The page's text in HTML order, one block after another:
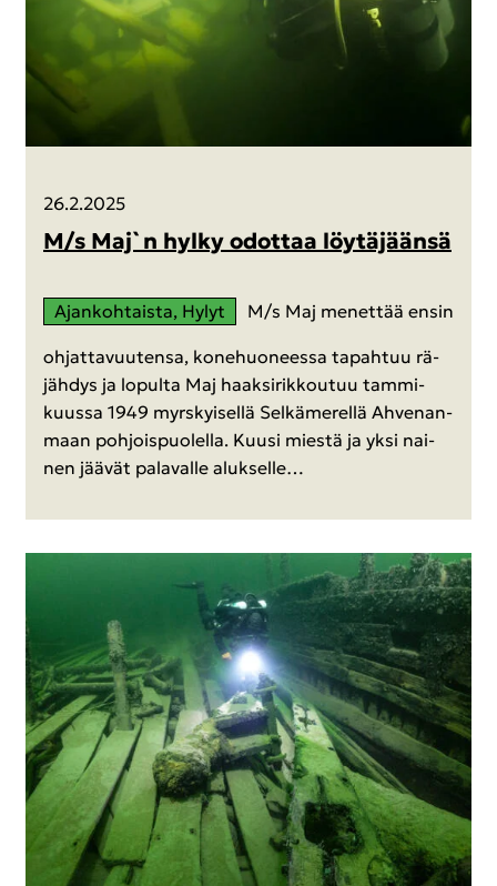
26.2.2025
M/s Maj`n hylky odot­taa löy­tä­jään­sä
Ajan­koh­tais­ta, Hylyt M/s Maj me­net­tää ensin
oh­jat­ta­vuu­ten­sa, ko­ne­huo­nees­sa ta­pah­tuu rä­
jäh­dys ja lo­pul­ta Maj haak­si­rik­kou­tuu tam­mi­
kuus­sa 1949 myrs­kyi­sel­lä Sel­kä­me­rel­lä Ah­ve­nan­
maan poh­jois­puo­lel­la. Kuusi mies­tä ja yksi nai­
nen jää­vät pa­la­val­le aluk­sel­le…